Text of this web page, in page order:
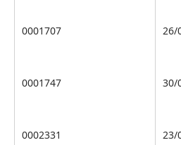
0001707 26/
0001747 30/
0002331 23/